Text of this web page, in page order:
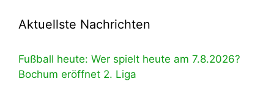
Aktuellste Nachrichten
Fußball heute: Wer spielt heute am 7.8.2026?
Bochum eröffnet 2. Liga